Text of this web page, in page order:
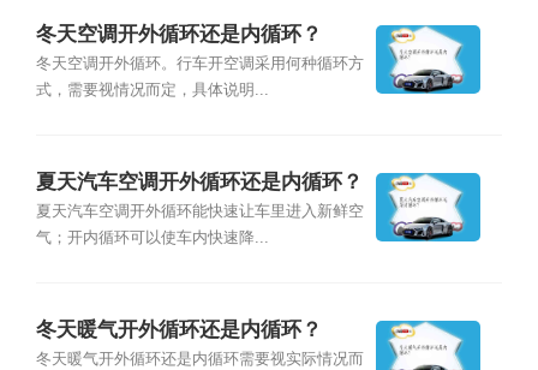
冬天空调开外循环还是内循环？
冬天空调开外循环。行车开空调采用何种循环方
式，需要视情况而定，具体说明...
夏天汽车空调开外循环还是内循环？
夏天汽车空调开外循环能快速让车里进入新鲜空
气；开内循环可以使车内快速降...
冬天暖气开外循环还是内循环？
冬天暖气开外循环还是内循环需要视实际情况而